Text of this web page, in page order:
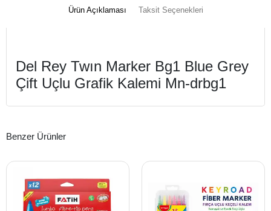
Ürün Açıklaması Taksit Seçenekleri
Del Rey Twın Marker Bg1 Blue Grey
Çift Uçlu Grafik Kalemi Mn-drbg1
Benzer Ürünler